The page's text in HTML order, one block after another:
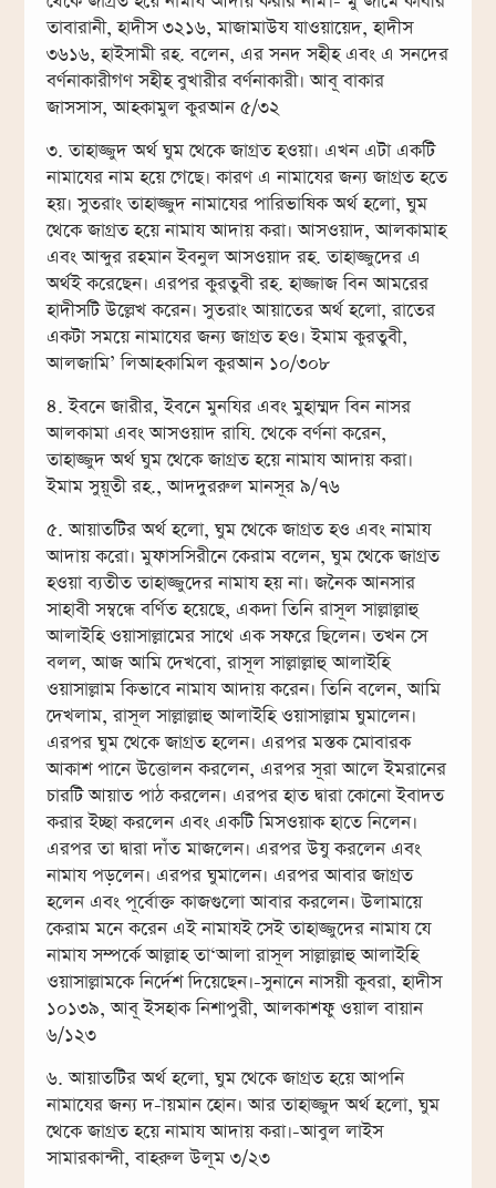
তাবারানী, হাদীস ৩২১৬, মাজামাউয যাওয়ায়েদ, হাদীস
৩৬১৬, হাইসামী রহ. বলেন, এর সনদ সহীহ এবং এ সনদের
বর্ণনাকারীগণ সহীহ বুখারীর বর্ণনাকারী। আবূ বাকার
জাসসাস, আহকামুল কুরআন ৫/৩২
৩. তাহাজ্জুদ অর্থ ঘুম থেকে জাগ্রত হওয়া। এখন এটা একটি
নামাযের নাম হয়ে গেছে। কারণ এ নামাযের জন্য জাগ্রত হতে
হয়। সুতরাং তাহাজ্জুদ নামাযের পারিভাষিক অর্থ হলো, ঘুম
থেকে জাগ্রত হয়ে নামায আদায় করা। আসওয়াদ, আলকামাহ
এবং আব্দুর রহমান ইবনুল আসওয়াদ রহ. তাহাজ্জুদের এ
অর্থই করেছেন। এরপর কুরতুবী রহ. হাজ্জাজ বিন আমরের
হাদীসটি উল্লেখ করেন। সুতরাং আয়াতের অর্থ হলো, রাতের
একটা সময়ে নামাযের জন্য জাগ্রত হও। ইমাম কুরতুবী,
আলজামি’ লিআহকামিল কুরআন ১০/৩০৮
৪. ইবনে জারীর, ইবনে মুনযির এবং মুহাম্মদ বিন নাসর
আলকামা এবং আসওয়াদ রাযি. থেকে বর্ণনা করেন,
তাহাজ্জুদ অর্থ ঘুম থেকে জাগ্রত হয়ে নামায আদায় করা।
ইমাম সুয়ূতী রহ., আদদুররুল মানসূর ৯/৭৬
৫. আয়াতটির অর্থ হলো, ঘুম থেকে জাগ্রত হও এবং নামায
আদায় করো। মুফাসসিরীনে কেরাম বলেন, ঘুম থেকে জাগ্রত
হওয়া ব্যতীত তাহাজ্জুদের নামায হয় না। জনৈক আনসার
সাহাবী সম্বন্ধে বর্ণিত হয়েছে, একদা তিনি রাসূল সাল্লাল্লাহু
আলাইহি ওয়াসাল্লামের সাথে এক সফরে ছিলেন। তখন সে
বলল, আজ আমি দেখবো, রাসূল সাল্লাল্লাহু আলাইহি
ওয়াসাল্লাম কিভাবে নামায আদায় করেন। তিনি বলেন, আমি
দেখলাম, রাসূল সাল্লাল্লাহু আলাইহি ওয়াসাল্লাম ঘুমালেন।
এরপর ঘুম থেকে জাগ্রত হলেন। এরপর মস্তক মোবারক
আকাশ পানে উত্তোলন করলেন, এরপর সূরা আলে ইমরানের
চারটি আয়াত পাঠ করলেন। এরপর হাত দ্বারা কোনো ইবাদত
করার ইচ্ছা করলেন এবং একটি মিসওয়াক হাতে নিলেন।
এরপর তা দ্বারা দাঁত মাজলেন। এরপর উযু করলেন এবং
নামায পড়লেন। এরপর ঘুমালেন। এরপর আবার জাগ্রত
হলেন এবং পূর্বোক্ত কাজগুলো আবার করলেন। উলামায়ে
কেরাম মনে করেন এই নামাযই সেই তাহাজ্জুদের নামায যে
নামায সম্পর্কে আল্লাহ তা‘আলা রাসূল সাল্লাল্লাহু আলাইহি
ওয়াসাল্লামকে নির্দেশ দিয়েছেন।-সুনানে নাসয়ী কুবরা, হাদীস
১০১৩৯, আবূ ইসহাক নিশাপুরী, আলকাশফু ওয়াল বায়ান
৬/১২৩
৬. আয়াতটির অর্থ হলো, ঘুম থেকে জাগ্রত হয়ে আপনি
নামাযের জন্য দ-ায়মান হোন। আর তাহাজ্জুদ অর্থ হলো, ঘুম
থেকে জাগ্রত হয়ে নামায আদায় করা।-আবুল লাইস
সামারকান্দী, বাহরুল উলূম ৩/২৩